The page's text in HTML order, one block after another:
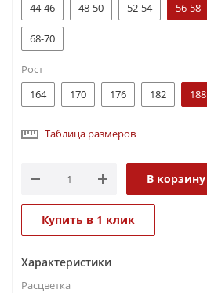
44-46
48-50 52-54 56-58
68-70
Рост
164
170 176 182 188
Таблица размеров
В корзину
Купить в 1 клик
Характеристики
Расцветка